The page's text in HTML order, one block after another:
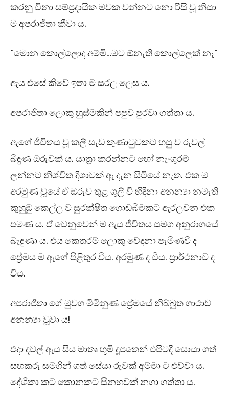
කරනු විනා සම්ප්‍රදායික මවක වන්නට නො රිසි වූ නිසා
ම අපරාජිතා කීවා ය.
“මොන කොල්ලොද අම්මි…මට ඕනැති කොල්ලෙක් නෑ”
ඇය එසේ කීවේ ඉතා ම සරල ලෙස ය.
අපරාජිතා ලොකු හුස්මකින් පපුව පුරවා ගත්තා ය.
ඇගේ ජීවිතය වූ කලී සැඩ කුණාටුවකට හසු ව රුවල්
බිඳුණ ඔරුවක් ය. යාත්‍රා කරන්නට හෝ නැංගුරම්
ලන්නට නිශ්චිත දිශාවක් ඈ දැන සිටියේ නැත. එක ම
අරමුණ වූයේ ඒ ඔරුව තුළ ගුලි වී හිඳිනා අනන්‍යා නමැති
කුහුඹු කෙල්ල ව සුරක්ෂිත ගොඩබිමකට ඇරලවන එක
පමණ ය. ඒ වෙනුවෙන් ම ඇය ජීවිතය සමග අනුරාගයේ
බැඳුණා ය. එය කෙතරම් ලොකු වේදනා පැමිණවී ද
ප්‍රේමය ම ඇගේ පිළිතුර විය. අරමුණ ද විය. ප්‍රාර්ථනාව ද
විය.
අපරාජිතා ගේ මුවග මිමිනුණ ප්‍රේමයේ නිබ්බුත ගාථාව
අනන්‍යා වූවා ය!
එදා දවල් ඇය සිය මාතෘ භූමි දූපතෙන් එපිටදී සොයා ගත්
සහකරු සමගින් ගත් සේයා රුවක් අම්මා ට එව්වා ය.
දේශිකා කට කොනකට සිනහවක් නගා ගත්තා ය.